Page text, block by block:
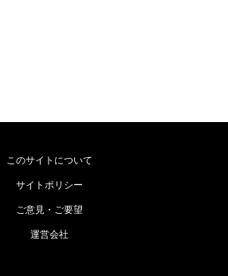
このサイトについて
サイトポリシー
ご意見・ご要望
運営会社